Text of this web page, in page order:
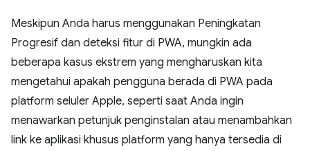
Meskipun Anda harus menggunakan Peningkatan
Progresif dan deteksi fitur di PWA, mungkin ada
beberapa kasus ekstrem yang mengharuskan kita
mengetahui apakah pengguna berada di PWA pada
platform seluler Apple, seperti saat Anda ingin
menawarkan petunjuk penginstalan atau menambahkan
link ke aplikasi khusus platform yang hanya tersedia di